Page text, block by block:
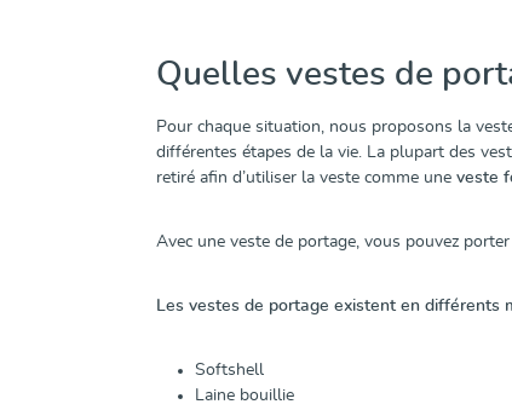
Quelles vestes de
Pour chaque situation, nous proposons la
différentes étapes de la vie. La plupart des
retiré afin d’utiliser la veste comme une veste
Avec une veste de portage, vous pouvez
Les vestes de portage existent en différents
Softshell
Laine bouillie